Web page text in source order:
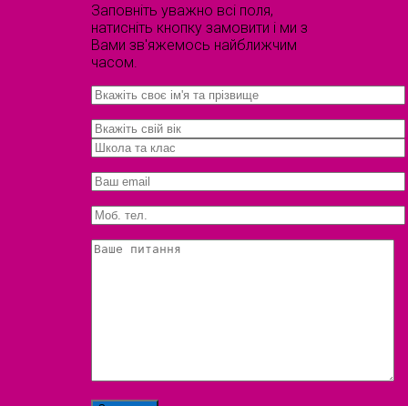
Заповніть уважно всі поля,
натисніть кнопку замовити і ми з
Вами зв'яжемось найближчим
часом.